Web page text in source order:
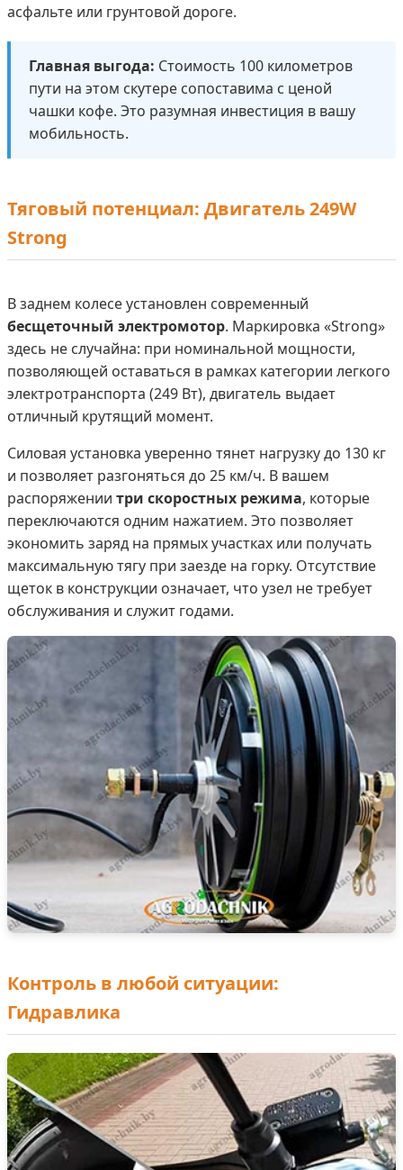
асфальте или грунтовой дороге.
Главная выгода: Стоимость 100 километров
пути на этом скутере сопоставима с ценой
чашки кофе. Это разумная инвестиция в вашу
мобильность.
Тяговый потенциал: Двигатель 249W
Strong
В заднем колесе установлен современный
бесщеточный электромотор. Маркировка «Strong»
здесь не случайна: при номинальной мощности,
позволяющей оставаться в рамках категории легкого
электротранспорта (249 Вт), двигатель выдает
отличный крутящий момент.
Силовая установка уверенно тянет нагрузку до 130 кг
и позволяет разгоняться до 25 км/ч. В вашем
распоряжении три скоростных режима, которые
переключаются одним нажатием. Это позволяет
экономить заряд на прямых участках или получать
максимальную тягу при заезде на горку. Отсутствие
щеток в конструкции означает, что узел не требует
обслуживания и служит годами.
Контроль в любой ситуации:
Гидравлика